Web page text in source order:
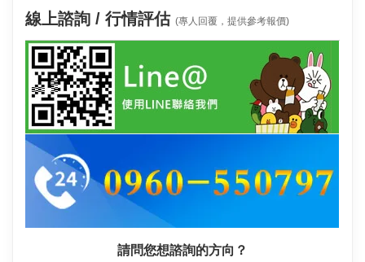
線上諮詢 / 行情評估 (專人回覆，提供參考報價)
請問您想諮詢的方向？